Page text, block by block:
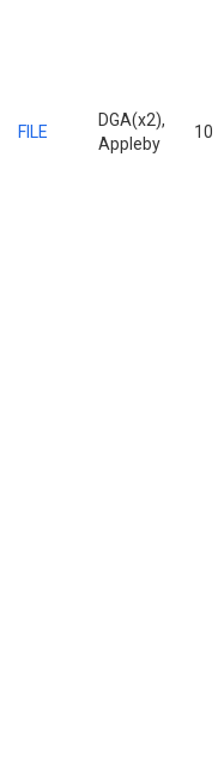
FILE
DGA(x2),
Appleby
10